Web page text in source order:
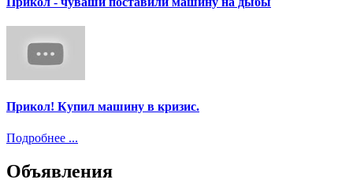
Прикол! Купил машину в кризис.
Подробнее ...
Объявления